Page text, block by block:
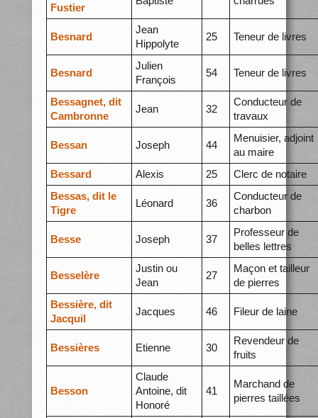
Fustier
Besnard
Jean
Hippolyte
25 Teneur de livres
Besnard
Julien
François
54 Teneur de livres
Bessagnet, dit
Cambronne
Jean 32
Conducteur de
travaux
Bessan Joseph 44
Menuisier, adjoint
au maire
Bessard
Alexis 25
Clerc de notaire
Bessas, dit le
Tigre
Léonard 36
Conducteur de
charbon
Besse Joseph 37
Professeur de
belles lettres
Besselère
Justin ou
Jean
27
Maçon et tailleur
de pierres
Bessière, dit
Jacquil
Jacques 46 Fileur de laine
Bessières Etienne 30
Revendeur de
fruits
Besson
Claude
Antoine, dit
Honoré
41
Marchand de
pierres taillées